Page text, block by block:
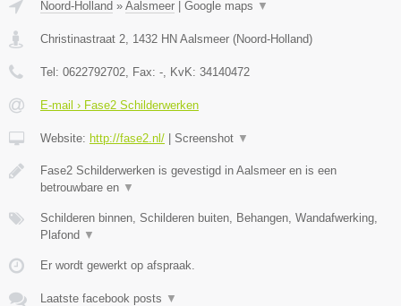
Noord-Holland » Aalsmeer Google maps ▼
Christinastraat 2 1432 HN Aalsmeer (Noord-Holland)
Tel: 0622792702 , Fax: - , KvK: 34140472
E-mail › Fase2 Schilderwerken
Website: http://fase2.nl/ Screenshot ▼
Fase2 Schilderwerken is gevestigd in Aalsmeer en is een
betrouwbare en ▼
Schilderen binnen, Schilderen buiten, Behangen, Wandafwerking,
Plafond ▼
Er wordt gewerkt op afspraak.
Laatste facebook posts ▼